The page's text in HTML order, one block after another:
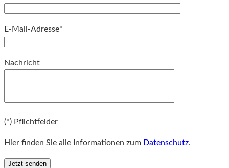
E-Mail-Adresse*
Nachricht
(*) Pflichtfelder
Hier finden Sie alle Informationen zum Datenschutz.